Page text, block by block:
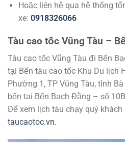
Hoặc liên hệ qua hệ thống
xe: 0918326066
Tàu cao tốc Vũng Tàu –
Tàu cao tốc Vũng Tàu đi Bến
tại Bến tàu cao tốc Khu Du lịch
Phường 1, TP Vũng Tàu, tỉnh
bến tại Bến Bạch Đằng – số
Để xem lịch tàu chạy quý
taucaotoc.vn.